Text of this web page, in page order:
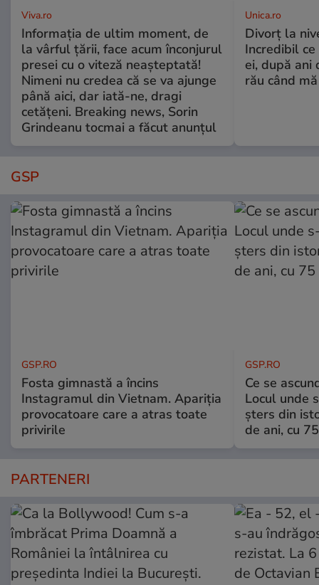
Viva.ro
Informația de ultim moment, de
la vârful țării, face acum înconjurul
presei cu o viteză neașteptată!
Nimeni nu credea că se va ajunge
până aici, dar iată-ne, dragi
cetățeni. Breaking news, Sorin
Grindeanu tocmai a făcut anunțul
Unica.ro
Divorț la
Incredibil
ei, după ani
rău când
GSP
GSP.RO
Fosta gimnastă a încins
Instagramul din Vietnam. Apariția
provocatoare care a atras toate
privirile
GSP.RO
Ce se
Locul unde
șters din
de ani, cu
PARTENERI